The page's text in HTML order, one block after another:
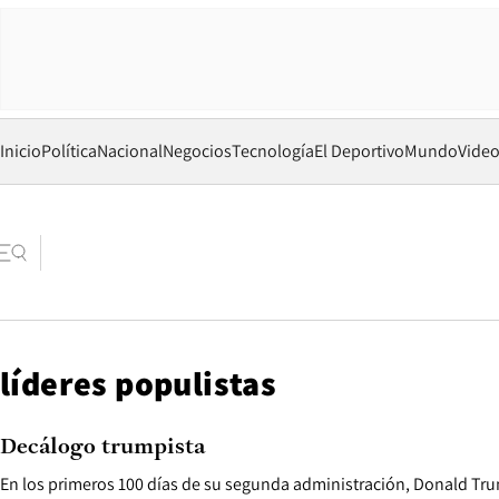
InicioPolíticaNacionalNegociosTecnologíaEl DeportivoMundo
líderes populistas
En los primeros 100 días de su segunda administración, Donald
Decálogo trumpista